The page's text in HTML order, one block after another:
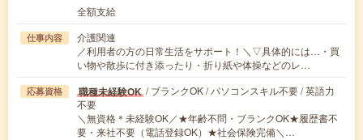
全額支給
仕事内容
介護関連
／利用者の方の日常生活をサポート！＼▽具体的には…・買
い物や散歩に付き添ったり・折り紙や体操などのレ…
応募資格 職種未経験OK / ブランクOK / パソコンスキル不要 / 英語力
不要
＼無資格＊未経験OK／★年齢不問・ブランクOK★履歴書不
要・来社不要（電話登録OK）★社会保険完備＼…